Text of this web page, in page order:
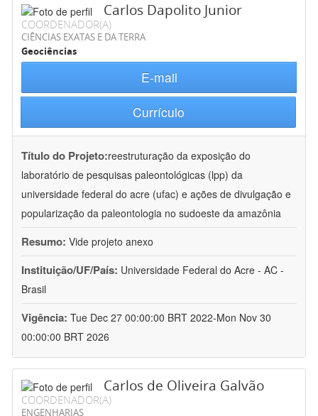
Carlos Dapolito Junior
COORDENADOR(A)
CIÊNCIAS EXATAS E DA TERRA
Geociências
E-mail
Currículo
Título do Projeto:reestruturação da exposição do
laboratório de pesquisas paleontológicas (lpp) da
universidade federal do acre (ufac) e ações de divulgação e
popularização da paleontologia no sudoeste da amazônia
Resumo: Vide projeto anexo
Instituição/UF/País: Universidade Federal do Acre - AC -
Brasil
Vigência: Tue Dec 27 00:00:00 BRT 2022-Mon Nov 30
00:00:00 BRT 2026
Carlos de Oliveira Galvão
COORDENADOR(A)
ENGENHARIAS